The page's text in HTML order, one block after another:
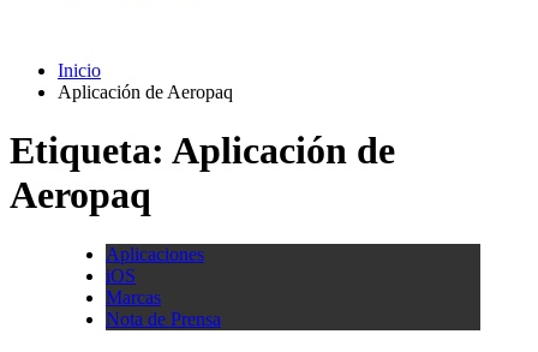
Inicio
Aplicación de Aeropaq
Etiqueta: Aplicación de
Aeropaq
Aplicaciones
iOS
Marcas
Nota de Prensa